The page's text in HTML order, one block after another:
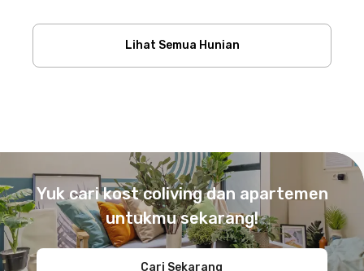
Lihat Semua Hunian
Yuk cari kost coliving dan apartemen
untukmu sekarang!
Cari Sekarang